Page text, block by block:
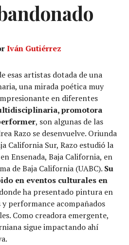
Iván Gutiérrez
esas artistas dotada de una
una mirada poética muy
en diferentes
promotora
, son algunas de las
Razo se desenvuelve. Oriunda
California Sur, Razo estudió la
Ensenada, Baja California, en
de Baja California (UABC). Su
en eventos culturales en
ha presentado pintura en
y performance acompañados
Como creadora emergente,
sigue impactando ahí